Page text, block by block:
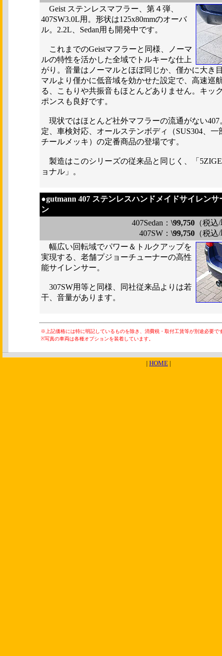
Geist ステンレスマフラー、第４弾、
407SW3.0L用。形状は125x80mmのオーバ
ル。2.2L、Sedan用も開発中です。
これまでのGeistマフラーと同様、ノーマ
ルの特性を活かした全域でトルキーな仕上
がり。音量はノーマルとほぼ同じか、僅かに大き
マルより僅かに低音域を効かせた設定で、高速巡
る、こもりや共振音もほとんどありません。キッ
ポンスも良好です。
現状ではほとんど社外マフラーの流通がない407
定、車検対応、オールステンボディ（SUS304、一
チールメッキ）の定番商品の登場です。
製造はこのシリーズの従来品と同じく、「
ョナル」。
●gutmann 407 ステンレスハンドメイドサイレンサ
ン
407Sedan： \99,750 （税
407SW： \99,750 （税
幅広い回転域でパワー＆トルクアップを
実現する、老舗プジョーチューナーの高性
能サイレンサー。
307SW用等と同様、同社従来品よりは若
干、音量があります。
※ 上記価格には特に明記しているものを除き、消費税・取付工賃等が別途必要で
※写真の車両は各種オプションを装着しています。
| HOME |